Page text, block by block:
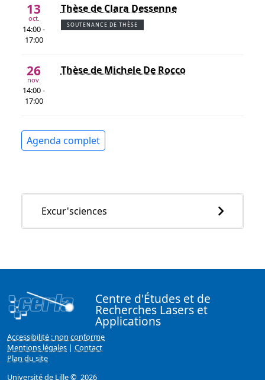
13
oct.
14:00 -
17:00
Thèse de Clara Dessenne
SOUTENANCE DE THÈSE
26
nov.
14:00 -
17:00
Thèse de Michele De Rocco
Agenda complet
Excur'sciences
Centre d'Études et de
Recherches Lasers et
Applications
Accessibilité : non conforme
Mentions légales | Contact
Plan du site
Université de Lille© 2026